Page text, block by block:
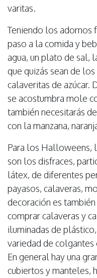
varitas.
Teniendo los adornos
paso a la comida y
agua, un plato de sal,
que quizás sean de
calaveritas de
se acostumbra mole
también necesitarás
con la manzana,
Para los Halloweens,
son los disfraces,
látex, de diferentes
payasos, calaveras,
decoración es
comprar calaveras y
iluminadas de
variedad de
En general hay una
cubiertos y manteles,